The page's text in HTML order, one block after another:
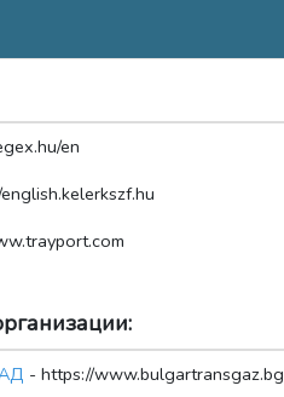
en
- https://www.bulgartransgaz.bg